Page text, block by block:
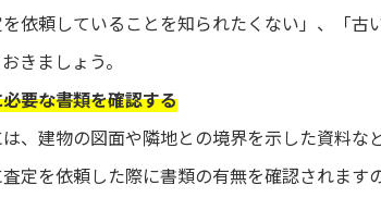
を依頼していることを知られたくない」、「
きましょう。
要な書類を確認する
、建物の図面や隣地との境界を示した資料な
定を依頼した際に書類の有無を確認されます